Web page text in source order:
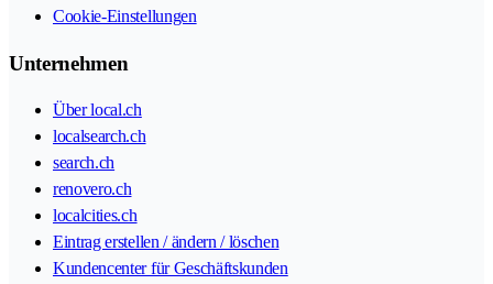
Cookie-Einstellungen
Unternehmen
Über local.ch
localsearch.ch
search.ch
renovero.ch
localcities.ch
Eintrag erstellen / ändern / löschen
Kundencenter für Geschäftskunden